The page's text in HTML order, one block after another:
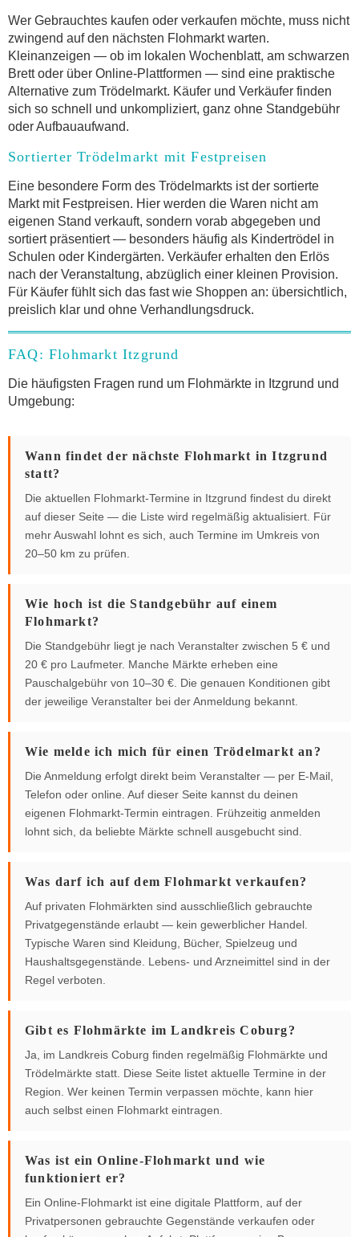
Wer Gebrauchtes kaufen oder verkaufen möchte, muss nicht
zwingend auf den nächsten Flohmarkt warten.
Kleinanzeigen — ob im lokalen Wochenblatt, am schwarzen
Brett oder über Online-Plattformen — sind eine praktische
Alternative zum Trödelmarkt. Käufer und Verkäufer finden
sich so schnell und unkompliziert, ganz ohne Standgebühr
oder Aufbauaufwand.
Sortierter Trödelmarkt mit Festpreisen
Eine besondere Form des Trödelmarkts ist der sortierte
Markt mit Festpreisen. Hier werden die Waren nicht am
eigenen Stand verkauft, sondern vorab abgegeben und
sortiert präsentiert — besonders häufig als Kindertrödel in
Schulen oder Kindergärten. Verkäufer erhalten den Erlös
nach der Veranstaltung, abzüglich einer kleinen Provision.
Für Käufer fühlt sich das fast wie Shoppen an: übersichtlich,
preislich klar und ohne Verhandlungsdruck.
FAQ: Flohmarkt Itzgrund
Die häufigsten Fragen rund um Flohmärkte in Itzgrund und
Umgebung:
Wann findet der nächste Flohmarkt in Itzgrund
statt?
Die aktuellen Flohmarkt-Termine in Itzgrund findest du direkt
auf dieser Seite — die Liste wird regelmäßig aktualisiert. Für
mehr Auswahl lohnt es sich, auch Termine im Umkreis von
20–50 km zu prüfen.
Wie hoch ist die Standgebühr auf einem
Flohmarkt?
Die Standgebühr liegt je nach Veranstalter zwischen 5 € und
20 € pro Laufmeter. Manche Märkte erheben eine
Pauschalgebühr von 10–30 €. Die genauen Konditionen gibt
der jeweilige Veranstalter bei der Anmeldung bekannt.
Wie melde ich mich für einen Trödelmarkt an?
Die Anmeldung erfolgt direkt beim Veranstalter — per E-Mail,
Telefon oder online. Auf dieser Seite kannst du deinen
eigenen Flohmarkt-Termin eintragen. Frühzeitig anmelden
lohnt sich, da beliebte Märkte schnell ausgebucht sind.
Was darf ich auf dem Flohmarkt verkaufen?
Auf privaten Flohmärkten sind ausschließlich gebrauchte
Privatgegenstände erlaubt — kein gewerblicher Handel.
Typische Waren sind Kleidung, Bücher, Spielzeug und
Haushaltsgegenstände. Lebens- und Arzneimittel sind in der
Regel verboten.
Gibt es Flohmärkte im Landkreis Coburg?
Ja, im Landkreis Coburg finden regelmäßig Flohmärkte und
Trödelmärkte statt. Diese Seite listet aktuelle Termine in der
Region. Wer keinen Termin verpassen möchte, kann hier
auch selbst einen Flohmarkt eintragen.
Was ist ein Online-Flohmarkt und wie
funktioniert er?
Ein Online-Flohmarkt ist eine digitale Plattform, auf der
Privatpersonen gebrauchte Gegenstände verkaufen oder